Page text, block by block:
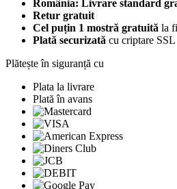
România: Livrare standard
Retur gratuit
Cel puțin 1 mostră gratuită la
Plată securizată cu criptare SSL
Plătește în siguranță cu
Plata la livrare
Plată în avans